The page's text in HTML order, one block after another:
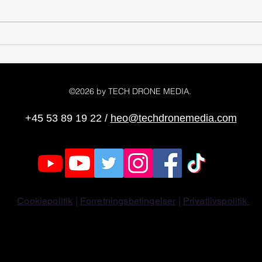
droner
©2026 by TECH DRONE MEDIA.
+45 53 89 19 22 / heo@techdronemedia.com
Cookiepolitik | Forretningsbetingelser | Privatlivspolitik